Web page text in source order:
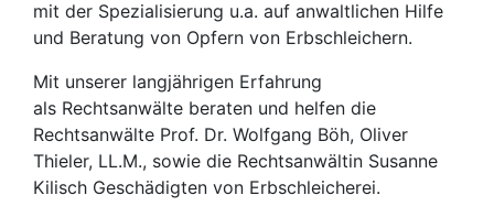
mit der Spezialisierung u.a. auf anwaltlichen Hilfe
und Beratung von Opfern von Erbschleichern.
Mit unserer langjährigen Erfahrung
als Rechtsanwälte beraten und helfen die
Rechtsanwälte Prof. Dr. Wolfgang Böh, Oliver
Thieler, LL.M., sowie die Rechtsanwältin Susanne
Kilisch Geschädigten von Erbschleicherei.